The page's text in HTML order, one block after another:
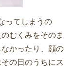
ってしまうの
むくみをそのま
かったり、顔の
の日のうちにス